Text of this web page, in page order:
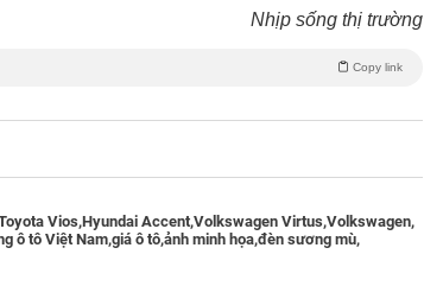
Nhịp sống thị trường
Copy link
Vios,Hyundai Accent,Volkswagen Virtus,Volkswagen,
ô tô Việt Nam,giá ô tô,ảnh minh họa,đèn sương mù,